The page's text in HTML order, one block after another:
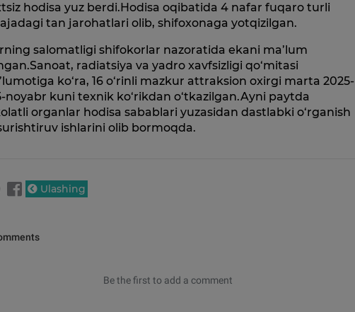
hodisa yuz berdi.Hodisa oqibatida 4 nafar fuqaro turli
tan jarohatlari olib, shifoxonaga yotqizilgan.
salomatligi shifokorlar nazoratida ekani ma’lum
radiatsiya va yadro xavfsizligi qo‘mitasi
ko‘ra, 16 o‘rinli mazkur attraksion oxirgi marta 2025-
noyabr kuni texnik ko‘rikdan o‘tkazilgan.Ayni paytda
organlar hodisa sabablari yuzasidan dastlabki o‘rganish
ishlarini olib bormoqda.
Ulashing